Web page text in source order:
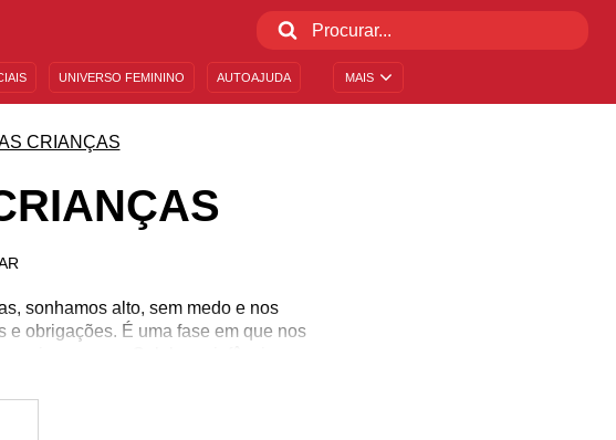
MAIS
UNIVERSO FEMININO AUTOAJUDA
CRIANÇAS
sonhamos alto, sem medo e nos
e obrigações. É uma fase em que nos
coisas novas. Celebre a infância com
Incentive as crianças a sonhar,
grandes e boas pessoas. Venha